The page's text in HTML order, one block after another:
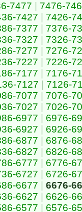
7477
7476-
7427
7426-
7377
7376-
7327
7326-
7277
7276-
7227
7226-
7177
7176-
7127
7126-
7077
7076-
7027
7026-
6977
6976-
6927
6926-
6877
6876-
6827
6826-
6777
6776-
6727
6726-
6677
6676-
6627
6626-
6577 6576-